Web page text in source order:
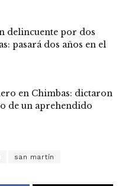
delincuente por dos
pasará dos años en el
en Chimbas: dictaron
de un aprehendido
san martín